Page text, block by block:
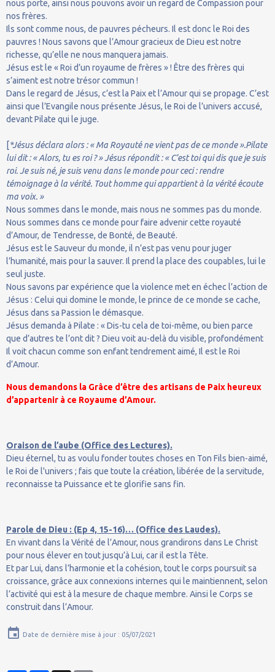
nous porte, ainsi nous pouvons avoir un regard de Compassion pour
nos frères.
Ils sont comme nous, de pauvres pécheurs. Il est donc le Roi des
pauvres ! Nous savons que l’Amour gracieux de Dieu est notre
richesse, qu’elle ne nous manquera jamais.
Jésus est le « Roi d’un royaume de frères » ! Être des frères qui
s’aiment est notre trésor commun !
Dans le regard de Jésus, c’est la Paix et l’Amour qui se propage. C’est
ainsi que l’Evangile nous présente Jésus, le Roi de l’univers accusé,
devant Pilate qui le juge.
[*Jésus déclara alors : « Ma Royauté ne vient pas de ce monde ».Pilate
lui dit : « Alors, tu es roi ? » Jésus répondit : « C’est toi qui dis que je suis
roi. Je suis né, je suis venu dans le monde pour ceci : rendre
témoignage à la vérité. Tout homme qui appartient à la vérité écoute
ma voix. »
Nous sommes dans le monde, mais nous ne sommes pas du monde.
Nous sommes dans ce monde pour faire advenir cette royauté
d’Amour, de Tendresse, de Bonté, de Beauté.
Jésus est le Sauveur du monde, il n’est pas venu pour juger
l’humanité, mais pour la sauver. Il prend la place des coupables, lui le
seul juste.
Nous savons par expérience que la violence met en échec l’action de
Jésus : Celui qui domine le monde, le prince de ce monde se cache,
Jésus dans sa Passion le démasque.
Jésus demanda à Pilate : « Dis-tu cela de toi-même, ou bien parce
que d’autres te l’ont dit ? Dieu voit au-delà du visible, profondément
Il voit chacun comme son enfant tendrement aimé, Il est le Roi
d’Amour.
Nous demandons la Grâce d’être des artisans de Paix heureux
d’appartenir à ce Royaume d’Amour.
Oraison de l’aube (Office des Lectures).
Dieu éternel, tu as voulu fonder toutes choses en Ton Fils bien-aimé,
le Roi de l'univers ; fais que toute la création, libérée de la servitude,
reconnaisse ta Puissance et te glorifie sans fin.
Parole de Dieu : (Ep 4, 15-16)… (Office des Laudes).
En vivant dans la Vérité de l’Amour, nous grandirons dans Le Christ
pour nous élever en tout jusqu’à Lui, car il est la Tête.
Et par Lui, dans l’harmonie et la cohésion, tout le corps poursuit sa
croissance, grâce aux connexions internes qui le maintiennent, selon
l’activité qui est à la mesure de chaque membre. Ainsi le Corps se
construit dans l’Amour.
Date de dernière mise à jour : 05/07/2021